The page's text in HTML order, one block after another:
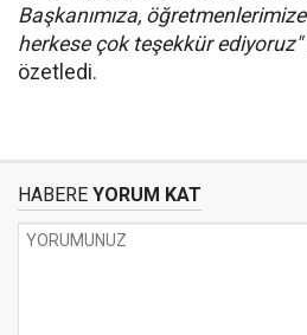
Başkanımıza,
herkese çok teşekkür ediyoruz"
özetledi.
HABERE YORUM KAT